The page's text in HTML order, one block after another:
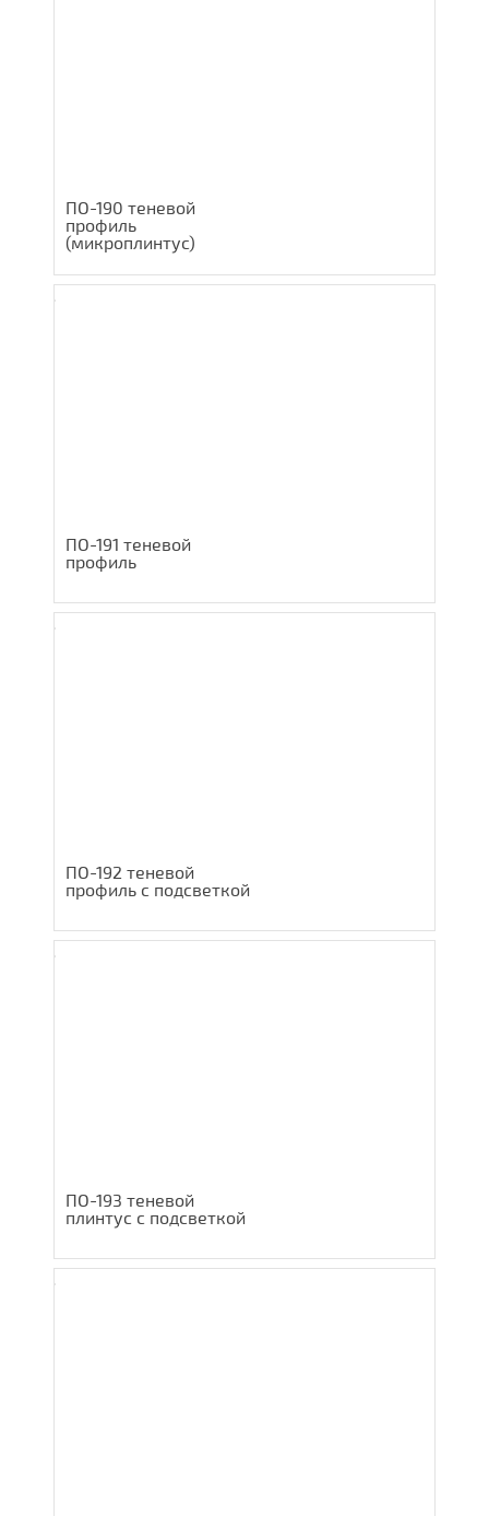
ПО-190 теневой
профиль
(микроплинтус)
ПО-191 теневой
профиль
ПО-192 теневой
профиль с подсветкой
ПО-193 теневой
плинтус с подсветкой